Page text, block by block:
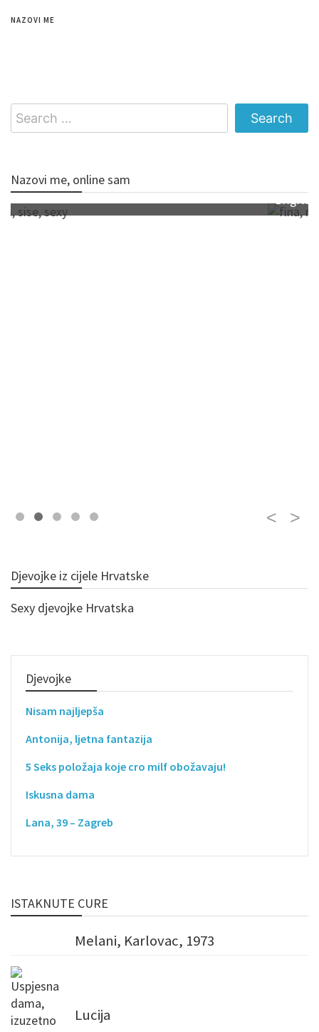
NAZOVI ME
Search
for:
Nazovi me, online sam
Brigita – djevojka, fina, njezna
Djevojke iz cijele Hrvatske
Sexy djevojke Hrvatska
Djevojke
Nisam najljepša
Antonija, ljetna fantazija
5 Seks položaja koje cro milf obožavaju!
Iskusna dama
Lana, 39 – Zagreb
ISTAKNUTE CURE
Melani, Karlovac, 1973
Lucija